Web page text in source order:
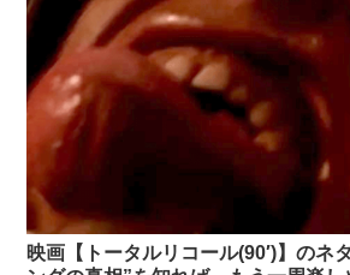
映画【トータルリコール(90′)】のネ